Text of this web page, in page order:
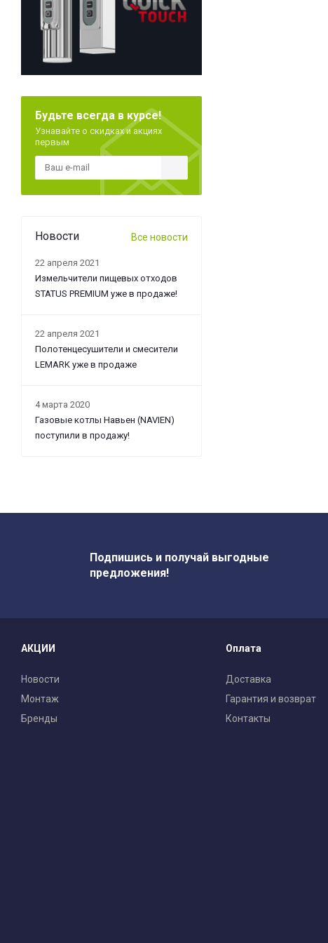
Будьте всегда в курсе!
Узнавайте о скидках и акциях
первым
Новости Все новости
22 апреля 2021
Измельчители пищевых отходов
STATUS PREMIUM уже в продаже!
22 апреля 2021
Полотенцесушители и смесители
LEMARK уже в продаже
4 марта 2020
Газовые котлы Навьен (NAVIEN)
поступили в продажу!
Подпишись и получай выгодные
предложения!
АКЦИИ
Новости
Монтаж
Бренды
Оплата
Доставка
Гарантия и возврат
Контакты